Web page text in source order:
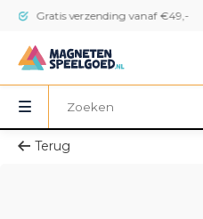
Gratis verzending vanaf €49,-
Terug